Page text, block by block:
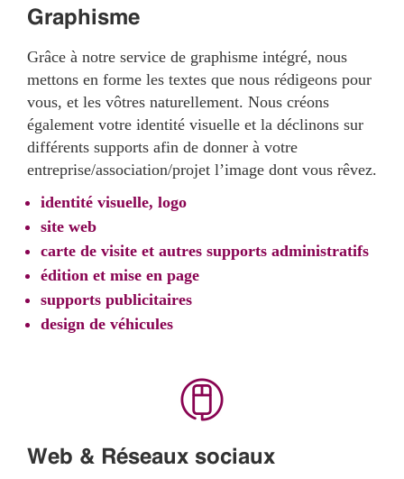
Graphisme
Grâce à notre service de graphisme intégré, nous
mettons en forme les textes que nous rédigeons pour
vous, et les vôtres naturellement. Nous créons
également votre identité visuelle et la déclinons sur
différents supports afin de donner à votre
entreprise/association/projet l’image dont vous rêvez.
identité visuelle, logo
site web
carte de visite et autres supports administratifs
édition et mise en page
supports publicitaires
design de véhicules
Web & Réseaux sociaux